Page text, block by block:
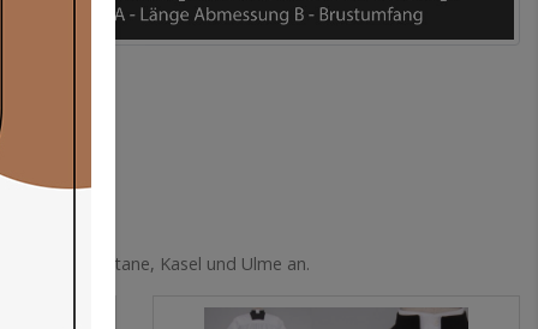
wie Soutane, Kasel und Ulme an.